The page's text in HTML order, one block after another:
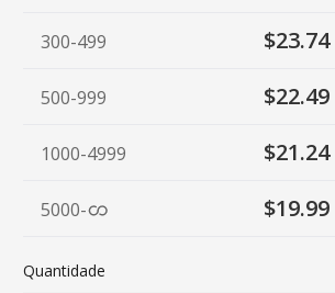
300-499 $23.74
500-999 $22.49
1000-4999 $21.24
5000- $19.99
Quantidade